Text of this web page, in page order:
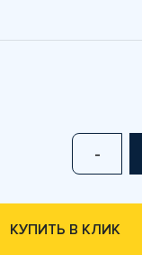
-
КУПИТЬ В КЛИК